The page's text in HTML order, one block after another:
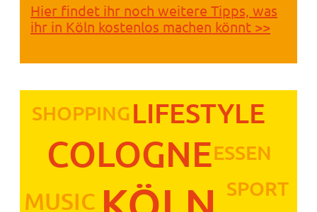
Hier findet ihr noch weitere Tipps, was
ihr in Köln kostenlos machen könnt >>
COLOGNE
LIFESTYLE
MUSIC
SPORT
SHOPPING
ESSEN